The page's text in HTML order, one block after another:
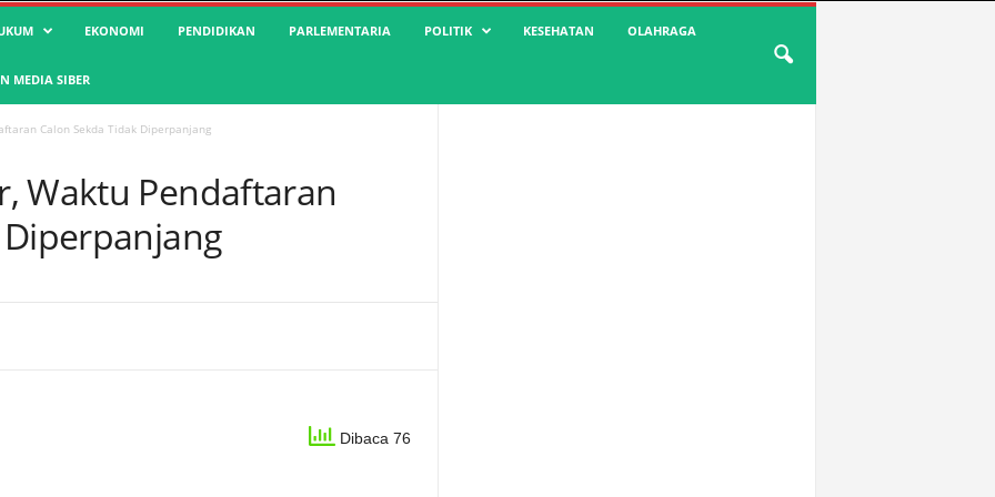
EKONOMI PENDIDIKAN PARLEMENTARIA POLITIK KESEHATAN OLAHRAGA
MEDIA SIBER
Calon Sekda Tidak Diperpanjang
Waktu Pendaftaran
Diperpanjang
Dibaca 76